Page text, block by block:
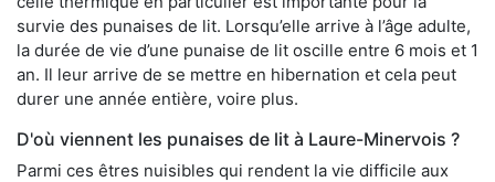
survie des punaises de lit. Lorsqu’elle arrive à l’âge adulte,
la durée de vie d’une punaise de lit oscille entre 6 mois et 1
an. Il leur arrive de se mettre en hibernation et cela peut
durer une année entière, voire plus.
D'où viennent les punaises de lit à Laure-Minervois ?
Parmi ces êtres nuisibles qui rendent la vie difficile aux